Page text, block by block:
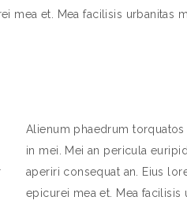
et. Mea facilisis urbanitas
Alienum phaedrum
in mei. Mei an pericula
aperiri consequat an. Eius
epicurei mea et. Mea facilisis